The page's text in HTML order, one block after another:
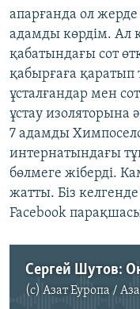
апарғанда ол
адамды көрдім. Ал
қабатындағы сот
қабырғаға
ұсталғандар мен
ұстау изоляторына
7 адамды
интернатындағы
бөлмеге жіберді.
жатты. Біз
Facebook
(c) Азат Еуропа /
No media